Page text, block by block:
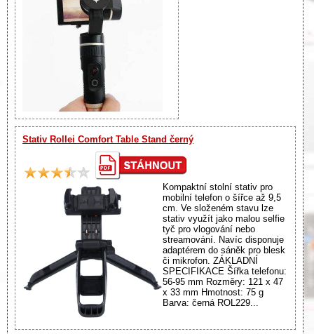
Stativ Rollei Comfort Table Stand černý
Kompaktní stolní stativ pro
mobilní telefon o šířce až 9,5
cm. Ve složeném stavu lze
stativ využít jako malou selfie
tyč pro vlogování nebo
streamování. Navíc disponuje
adaptérem do sáněk pro blesk
či mikrofon. ZÁKLADNÍ
SPECIFIKACE Šířka telefonu:
56-95 mm Rozměry: 121 x 47
x 33 mm Hmotnost: 75 g
Barva: černá ROL229...